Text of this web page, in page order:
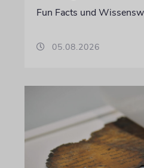
Fun Facts und
05.08.2026